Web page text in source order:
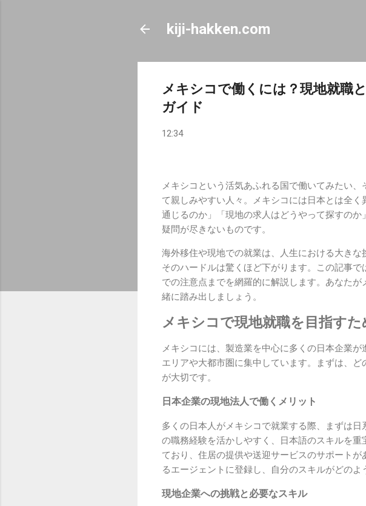
kiji-hakken.com
メキシコで働くには？現地就職
ガイド
12:34
メキシコという活気あふれる国で働いてみたい
て親しみやすい人々。メキシコには日本とは全
通じるのか」「現地の求人はどうやって探すの
疑問が尽きないものです。
海外移住や現地での就業は、人生における大き
そのハードルは驚くほど下がります。この記事
での注意点までを網羅的に解説します。あなた
緒に踏み出しましょう。
メキシコで現地就職を目指す
メキシコには、製造業を中心に多くの日本企業
エリアや大都市圏に集中しています。まずは、
が大切です。
日本企業の現地法人で働くメリット
多くの日本人がメキシコで就業する際、まずは
の職務経験を活かしやすく、日本語のスキルを
ており、住居の提供や送迎サービスのサポート
るエージェントに登録し、自分のスキルがどの
現地企業への挑戦と必要なスキル